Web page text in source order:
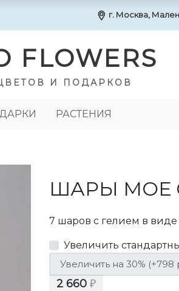
г. Москва,
FLOWERS
И ПОДАРКОВ
РАСТЕНИЯ
ШАРЫ МОЕ
7 шаров с гелием в
Увеличить
2 660 ₽